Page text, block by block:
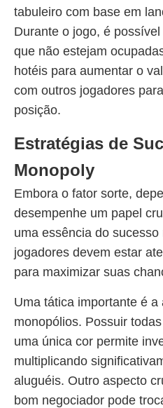
tabuleiro com base em
Durante o jogo, é
que não estejam
hotéis para aumentar o
com outros jogadores
posição.
Estratégias de
Monopoly
Embora o fator sorte,
desempenhe um papel
uma essência do
jogadores devem estar
para maximizar suas
Uma tática importante é a
monopólios. Possuir
uma única cor permite
multiplicando
aluguéis. Outro aspecto
bom negociador pode